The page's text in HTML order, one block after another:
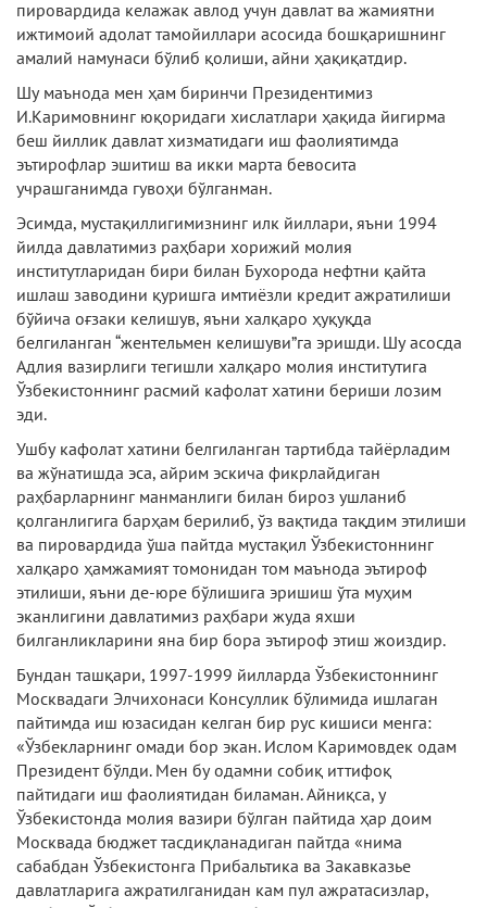
пировардида келажак авлод учун давлат ва жамиятни
ижтимоий адолат тамойиллари асосида бошқаришнинг
амалий намунаси бўлиб қолиши, айни ҳақиқатдир.
Шу маънода мен ҳам биринчи Президентимиз
И.Каримовнинг юқоридаги хислатлари ҳақида йигирма
беш йиллик давлат хизматидаги иш фаолиятимда
эътирофлар эшитиш ва икки марта бевосита
учрашганимда гувоҳи бўлганман.
Эсимда, мустақиллигимизнинг илк йиллари, яъни 1994
йилда давлатимиз раҳбари хорижий молия
институтларидан бири билан Бухорода нефтни қайта
ишлаш заводини қуришга имтиёзли кредит ажратилиши
бўйича оғзаки келишув, яъни халқаро ҳуқуқда
белгиланган “жентельмен келишуви”га эришди. Шу асосда
Адлия вазирлиги тегишли халқаро молия институтига
Ўзбекистоннинг расмий кафолат хатини бериши лозим
эди.
Ушбу кафолат хатини белгиланган тартибда тайёрладим
ва жўнатишда эса, айрим эскича фикрлайдиган
раҳбарларнинг манманлиги билан бироз ушланиб
қолганлигига барҳам берилиб, ўз вақтида тақдим этилиши
ва пировардида ўша пайтда мустақил Ўзбекистоннинг
халқаро ҳамжамият томонидан том маънода эътироф
этилиши, яъни де-юре бўлишига эришиш ўта муҳим
эканлигини давлатимиз раҳбари жуда яхши
билганликларини яна бир бора эътироф этиш жоиздир.
Бундан ташқари, 1997-1999 йилларда Ўзбекистоннинг
Москвадаги Элчихонаси Консуллик бўлимида ишлаган
пайтимда иш юзасидан келган бир рус кишиси менга:
«Ўзбекларнинг омади бор экан. Ислом Каримовдек одам
Президент бўлди. Мен бу одамни собиқ иттифоқ
пайтидаги иш фаолиятидан биламан. Айниқса, у
Ўзбекистонда молия вазири бўлган пайтида ҳар доим
Москвада бюджет тасдиқланадиган пайтда «нима
сабабдан Ўзбекистонга Прибальтика ва Закавказье
давлатларига ажратилганидан кам пул ажратасизлар,